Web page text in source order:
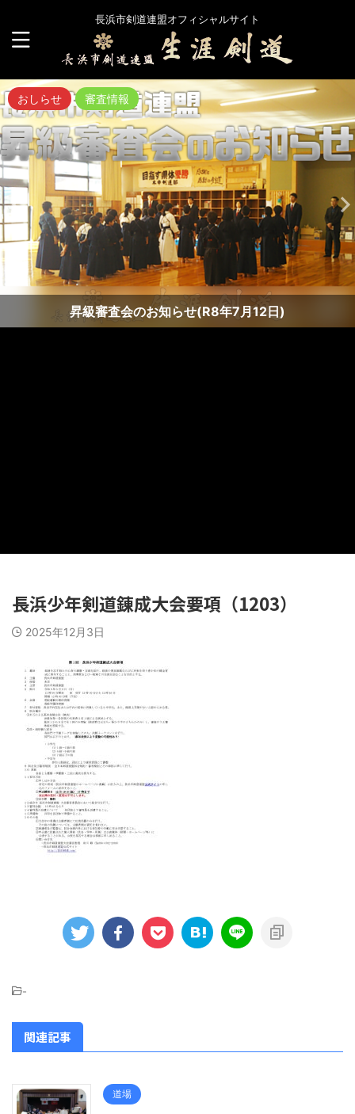
長浜市剣道連盟オフィシャルサイト
おしらせ 審査情報
昇級審査会のお知らせ(R8年7月12日)
長浜少年剣道錬成大会要項（1203）
2025年12月3日
-
関連記事
道場